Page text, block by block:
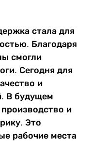
стала для
Благодаря
смогли
Сегодня для
и
В будущем
и
Это
рабочие места